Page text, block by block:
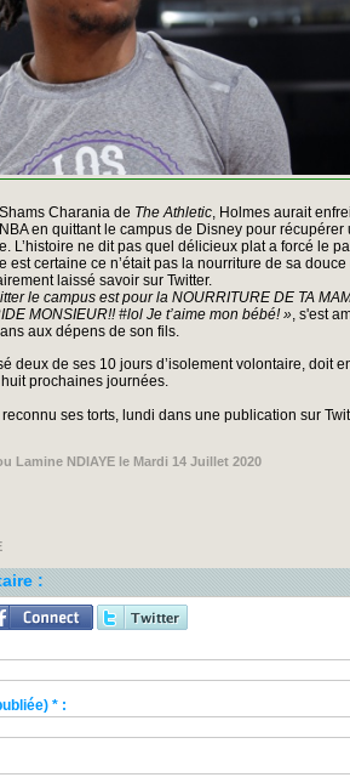
Charania de The Athletic, Holmes aurait
en quittant le campus de Disney pour récupérer
L’histoire ne dit pas quel délicieux plat a forcé le
est certaine ce n’était pas la nourriture de sa douce
laissé savoir sur Twitter.
le campus est pour la NOURRITURE DE TA
MONSIEUR!! #lol Je t’aime mon bébé! », s'est
aux dépens de son fils.
deux de ses 10 jours d’isolement volontaire, doit
prochaines journées.
ses torts, lundi dans une publication sur
Lamine NDIAYE le Mardi 14 Juillet 2020
:
* :